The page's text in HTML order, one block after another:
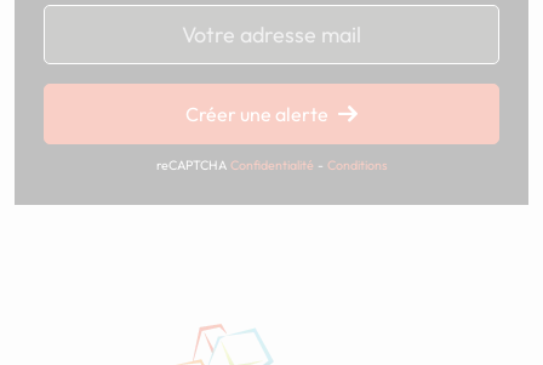
Chargement...
Créer une alerte
reCAPTCHA Confidentialité - Conditions